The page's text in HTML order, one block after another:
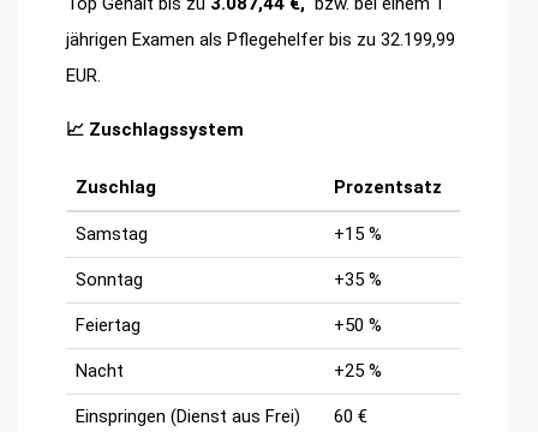
jährigen Examen als Pflegehelfer bis zu 32.199,99
EUR.
📈 Zuschlagssystem
Zuschlag Prozentsatz
Samstag +15 %
Sonntag +35 %
Feiertag +50 %
Nacht +25 %
Einspringen (Dienst aus Frei) 60 €